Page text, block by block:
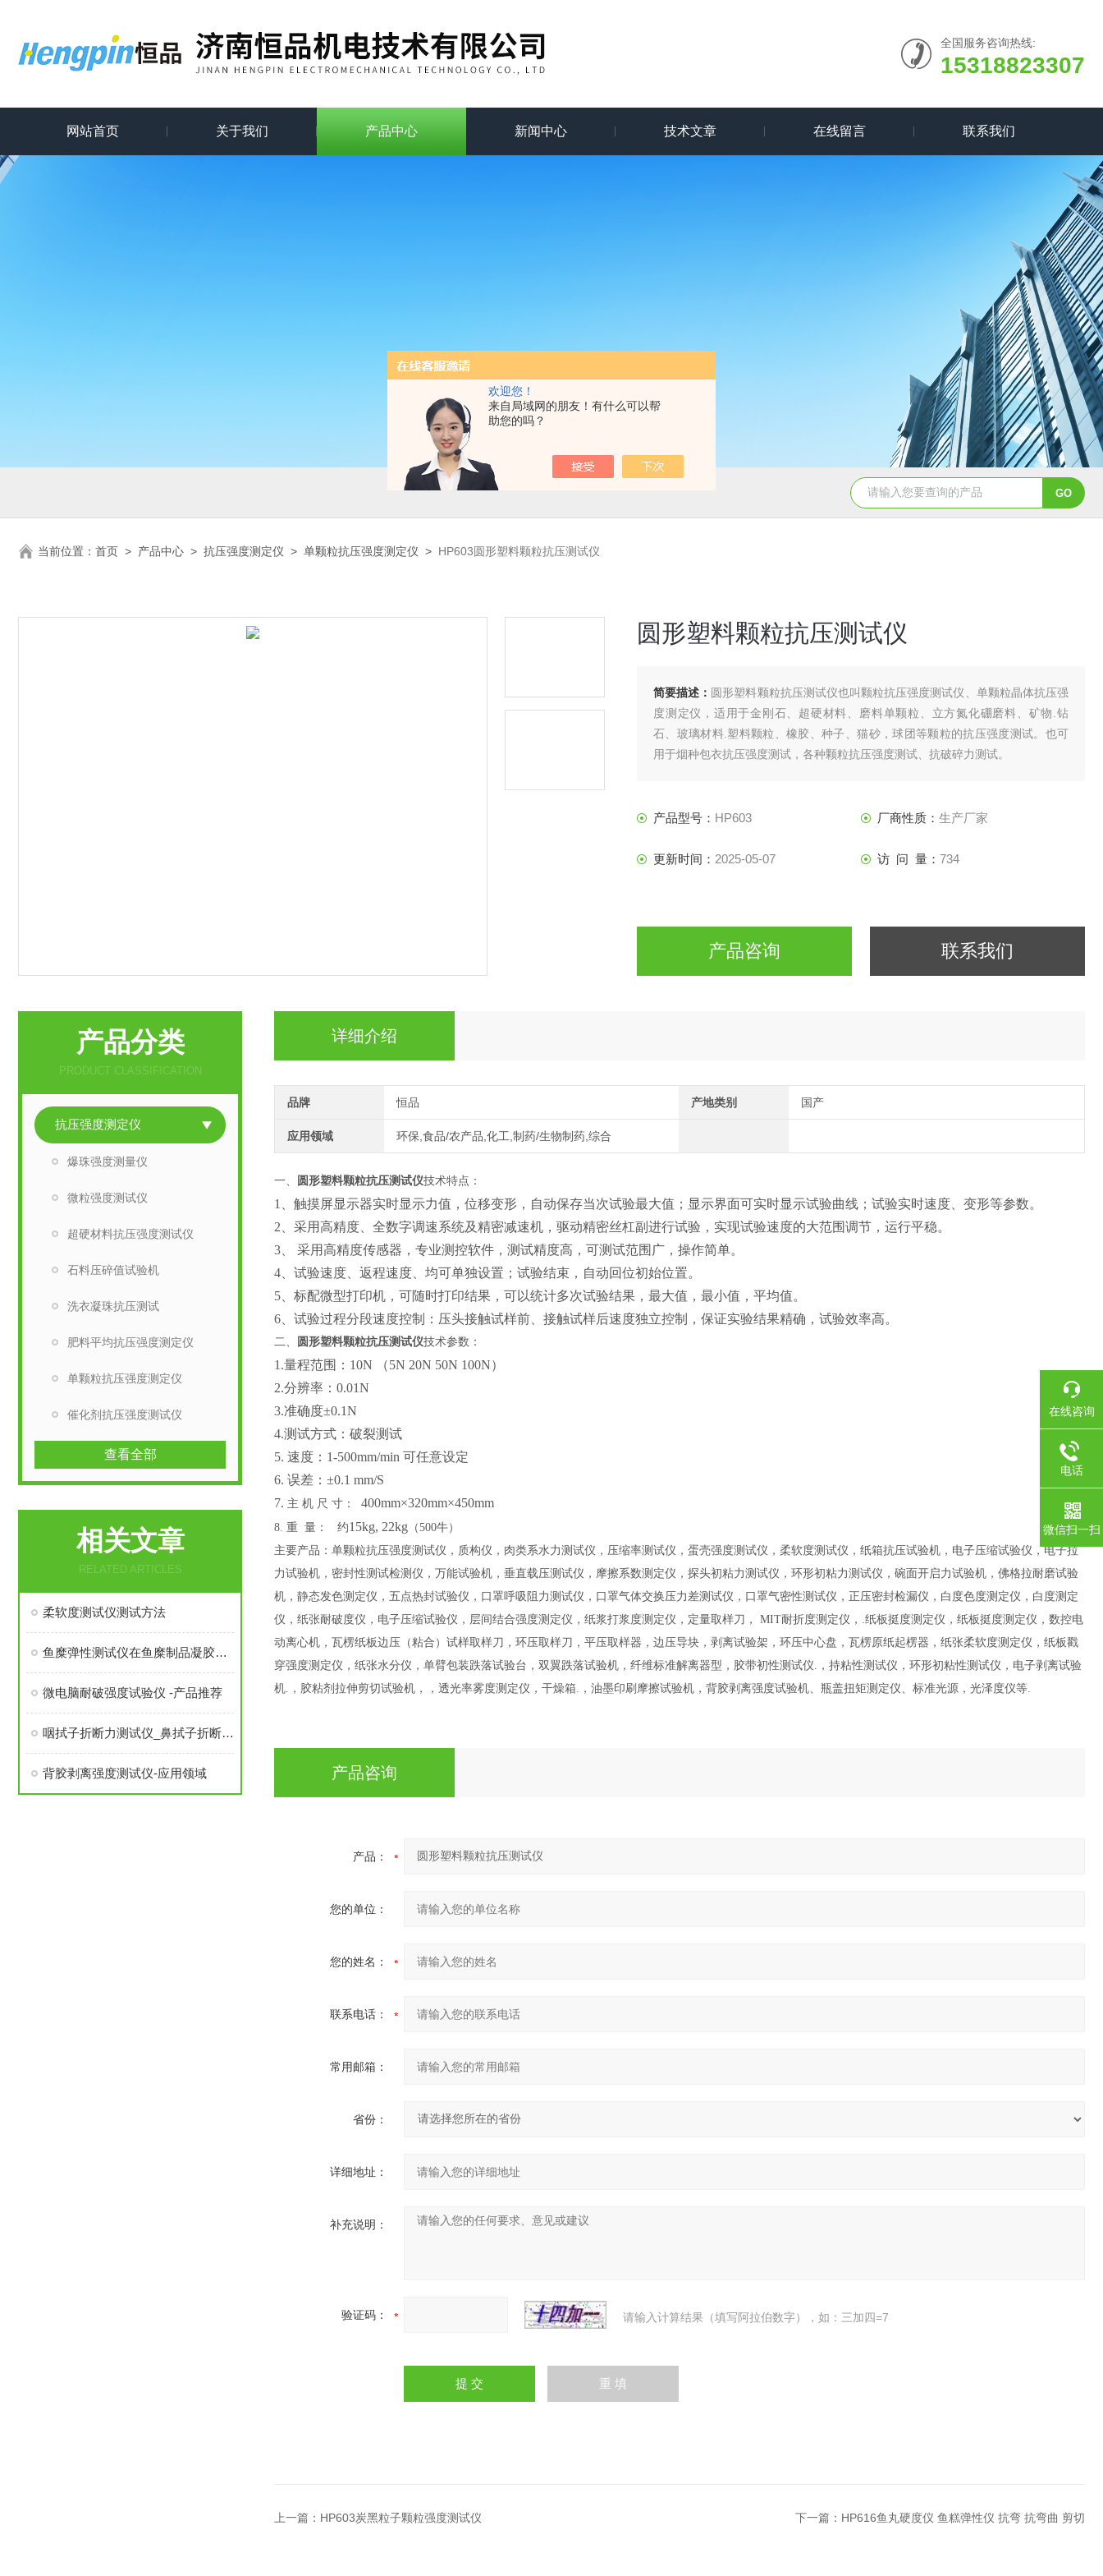
欢迎您！
来自局域网的朋友！有什么可以帮
助您的吗？
全国服务咨询热线:
15318823307
网站首页 关于我们 产品中心 新闻中心 技术文章 在线留言 联系我们
当前位置： 首页 > 产品中心 > 抗压强度测定仪 > 单颗粒抗压强度测定仪 > HP603圆形塑料颗粒抗压测试仪
圆形塑料颗粒抗压测试仪
简要描述： 圆形塑料颗粒抗压测试仪也叫颗粒抗压强度测试仪、单颗粒晶体抗压强
度测定仪，适用于金刚石、超硬材料、磨料单颗粒、立方氮化硼磨料、矿物.钻
石、玻璃材料.塑料颗粒、橡胶、种子、猫砂，球团等颗粒的抗压强度测试。也可
用于烟种包衣抗压强度测试，各种颗粒抗压强度测试、抗破碎力测试。
产品型号： HP603 厂商性质： 生产厂家
更新时间： 2025-05-07 访 问 量： 734
产品咨询 联系我们
详细介绍
品牌 恒品 产地类别 国产
应用领域 环保,食品/农产品,化工,制药/生物制药,综合
一、 圆形塑料颗粒抗压测试仪技术特点：
1 触摸屏显示器实时显示力值，位移变形，自动保存当次试验最大值； 显示界面可实时显示试验曲线； 试验实时速度、变形等参数。
2
采用高精度、全数字调速系统及精密减速机，驱动精密丝杠副进行试验，实现试验速度的大范围调节，运行平稳。
3
采用高精度传感器 ， 专业测控软件，测试精度高，可测试范围广，操作简单。
4、 试验速度、返程速度、均可单独设置；试验结束，自动回位初始位置。
5、标配微型打印机，可随时打印结果，可以统计多次试验结果，最大值，最小值，平均值。
6、试验过程分段速度控制：压头接触试样前、接触试样后速度独立控制，保证实验结果精确，试验效率高。
二、 圆形塑料颗粒抗压测试仪技术参数：
1.量程范围： 10N （5N 20N 50N 100N）
2.分辨率：0.01N
3.准确度±0.1N
4.测试方式：破裂测试
5. 速度：1-500mm/min 可任意设定
6. 误差：±0.1 mm/S
7. 主 机 尺 寸： 400mm×320mm×450mm
8. 重 量： 约15kg, 22kg （500牛）
主要产品： 单颗粒抗压强度测试仪，质构仪，肉类系水力测试仪，压缩率测试仪，蛋壳强度测试仪，柔软度测试仪， 纸箱抗压试验机，电子压缩试验仪，电子拉
力试验机，密封性测试检测仪 ，万能试验机， 垂直载压测试仪，摩擦系数测定仪，探头初粘力测试仪，环形初粘力测试仪，碗面开启力试验机，佛格拉耐磨试验
机，静态发色测定仪，五点热封试验仪，口罩呼吸阻力测试仪，口罩气体交换压力差测试仪，口罩气密性测试仪，正压密封检漏仪， 白度色度测定仪，白度测定
仪，纸张耐破度仪，电子压缩试验仪，层间结合强度测定仪，纸浆打浆度测定仪，定量取样刀，
MIT耐折度测定仪， .纸板挺度测定仪，纸板挺度测定仪，数控电
动离心机，瓦楞纸板边压（粘合）试样取样刀，环压取样刀，平压取样器，边压导块，剥离试验架，环压中心盘，瓦楞原纸起楞器，纸张柔软度测定仪，纸板戳
穿强度测定仪，纸张水分仪，单臂包装跌落试验台，双翼跌落试验机，纤维标准解离器型，胶带初性测试仪. ，持粘性测试仪，环形初粘性测试仪，电子剥离试验
机. ，胶粘剂拉伸剪切试验机，，透光率雾度测定仪，干燥箱. ，油墨印刷摩擦试验机， 背胶剥离强度试验机、瓶盖扭矩测定仪、标准光源，光泽度仪等.
产品咨询
产品：
您的单位：
您的姓名：
联系电话：
常用邮箱：
省份：
详细地址：
补充说明：
验证码： 请输入计算结果（填写阿拉伯数字），如：三加四=7
上一篇： HP603炭黑粒子颗粒强度测试仪 下一篇： HP616鱼丸硬度仪 鱼糕弹性仪 抗弯 抗弯曲 剪切
产品分类
PRODUCT CLASSIFICATION
抗压强度测定仪
爆珠强度测量仪
微粒强度测试仪
超硬材料抗压强度测试仪
石料压碎值试验机
洗衣凝珠抗压测试
肥料平均抗压强度测定仪
单颗粒抗压强度测定仪
催化剂抗压强度测试仪
查看全部
相关文章
RELATED ARTICLES
柔软度测试仪测试方法
鱼糜弹性测试仪在鱼糜制品凝胶品质检测中的应用
微电脑耐破强度试验仪 -产品推荐
咽拭子折断力测试仪_鼻拭子折断力试验机_咽拭子折断力检测仪
背胶剥离强度测试仪-应用领域
在线咨询
电话
微信扫一扫